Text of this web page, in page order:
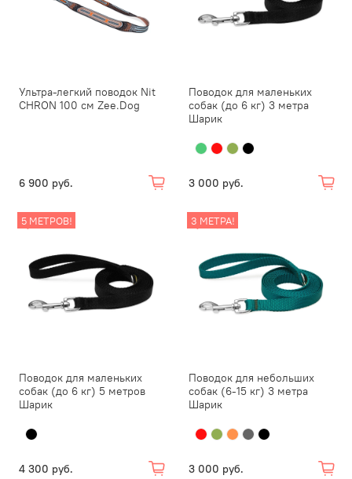
Ультра-легкий поводок Nit
CHRON 100 см Zee.Dog
6 900 руб.
Поводок для маленьких
собак (до 6 кг) 3 метра
Шарик
3 000 руб.
5 МЕТРОВ!
Поводок для маленьких
собак (до 6 кг) 5 метров
Шарик
4 300 руб.
3 МЕТРА!
Поводок для небольших
собак (6-15 кг) 3 метра
Шарик
3 000 руб.